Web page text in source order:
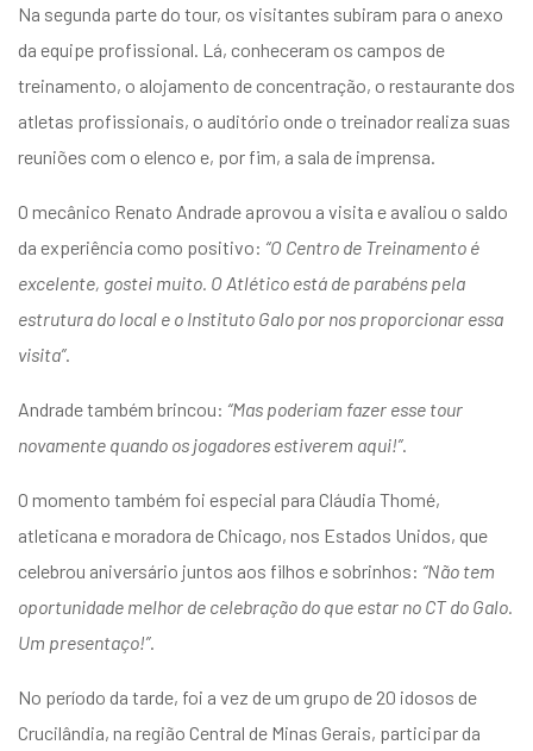
Na segunda parte do tour, os visitantes subiram para o anexo
da equipe profissional. Lá, conheceram os campos de
treinamento, o alojamento de concentração, o restaurante dos
atletas profissionais, o auditório onde o treinador realiza suas
reuniões com o elenco e, por fim, a sala de imprensa.
O mecânico Renato Andrade aprovou a visita e avaliou o saldo
da experiência como positivo: “O Centro de Treinamento é
excelente, gostei muito. O Atlético está de parabéns pela
estrutura do local e o Instituto Galo por nos proporcionar essa
visita”.
Andrade também brincou: “Mas poderiam fazer esse tour
novamente quando os jogadores estiverem aqui!”.
O momento também foi especial para Cláudia Thomé,
atleticana e moradora de Chicago, nos Estados Unidos, que
celebrou aniversário juntos aos filhos e sobrinhos: “Não tem
oportunidade melhor de celebração do que estar no CT do Galo.
Um presentaço!”.
No período da tarde, foi a vez de um grupo de 20 idosos de
Crucilândia, na região Central de Minas Gerais, participar da